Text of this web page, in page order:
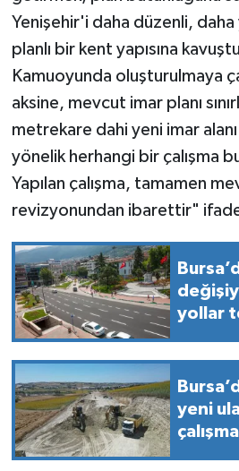
Yenişehir'i daha düzenli,
planlı bir kent yapısına
Kamuoyunda oluşturulmaya
aksine, mevcut imar planı
metrekare dahi yeni imar
yönelik herhangi bir çalışma
Yapılan çalışma, tamamen
revizyonundan ibarettir"
yollar
yeni